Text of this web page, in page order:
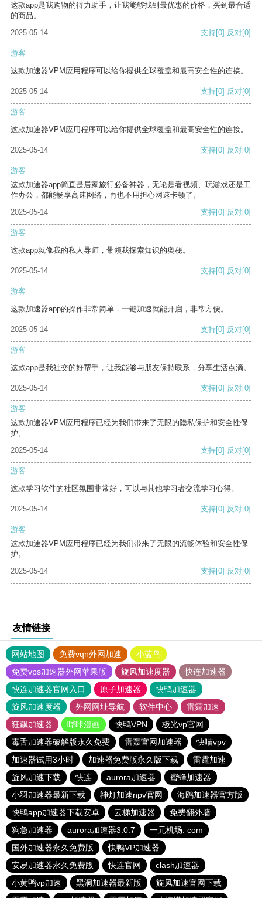
这款app是我购物的得力助手，让我能够找到最优惠的价格，买到最合适
的商品。
2025-05-14
支持[0] 反对[0]
游客
这款加速器VPM应用程序可以给你提供全球覆盖和最高安全性的连接。
2025-05-14 支持[0] 反对[0]
游客
这款加速器VPM应用程序可以给你提供全球覆盖和最高安全性的连接。
2025-05-14 支持[0] 反对[0]
游客
这款加速器app简直是居家旅行必备神器，无论是看视频、玩游戏还是工
作办公，都能畅享高速网络，再也不用担心网速卡顿了。
2025-05-14
支持[0] 反对[0]
游客
这款app就像我的私人导师，带领我探索知识的奥秘。
2025-05-14 支持[0] 反对[0]
游客
这款加速器app的操作非常简单，一键加速就能开启，非常方便。
2025-05-14 支持[0] 反对[0]
游客
这款app是我社交的好帮手，让我能够与朋友保持联系，分享生活点滴。
2025-05-14 支持[0] 反对[0]
游客
这款加速器VPM应用程序已经为我们带来了无限的隐私保护和安全性保
护。
2025-05-14
支持[0] 反对[0]
游客
这款学习软件的社区氛围非常好，可以与其他学习者交流学习心得。
2025-05-14 支持[0] 反对[0]
游客
这款加速器VPM应用程序已经为我们带来了无限的流畅体验和安全性保
护。
2025-05-14
支持[0] 反对[0]
友情链接
网站地图 免费vqn外网加速
小蓝鸟
免费vps加速器外网苹果版
旋风加速度器
快连加速器
快连加速器官网入口
原子加速器
快鸭加速器
旋风加速度器
外网网址导航 软件中心
雷霆加速
狂飙加速器
哔咔漫画 快鸭VPN
极光vp官网
毒舌加速器破解版永久免费
雷轰官网加速器
快喵vpv
加速器试用3小时
加速器免费版永久版下载
雷霆加速
旋风加速下载
快连 aurora加速器
蜜蜂加速器
小羽加速器最新下载
神灯加速npv官网
海鸥加速器官方版
快鸭app加速器下载安卓
云梯加速器
免费翻外墙
狗急加速器
aurora加速器3.0.7
一元机场. com
国外加速器永久免费版
快鸭VP加速器
安易加速器永久免费版
快连官网
clash加速器
小黄鸭vp加速
黑洞加速器最新版
旋风加速官网下载